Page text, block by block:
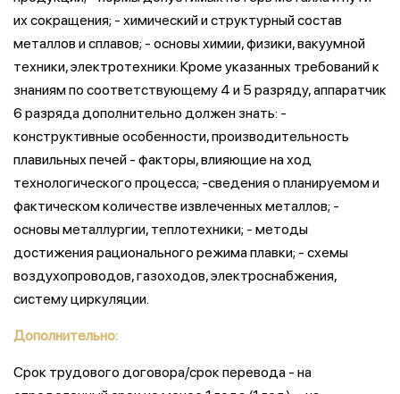
их сокращения; - химический и структурный состав
металлов и сплавов; - основы химии, физики, вакуумной
техники, электротехники. Кроме указанных требований к
знаниям по соответствующему 4 и 5 разряду, аппаратчик
6 разряда дополнительно должен знать: -
конструктивные особенности, производительность
плавильных печей - факторы, влияющие на ход
технологического процесса; -сведения о планируемом и
фактическом количестве извлеченных металлов; -
основы металлургии, теплотехники; - методы
достижения рационального режима плавки; - схемы
воздухопроводов, газоходов, электроснабжения,
систему циркуляции.
Дополнительно:
Срок трудового договора/срок перевода - на